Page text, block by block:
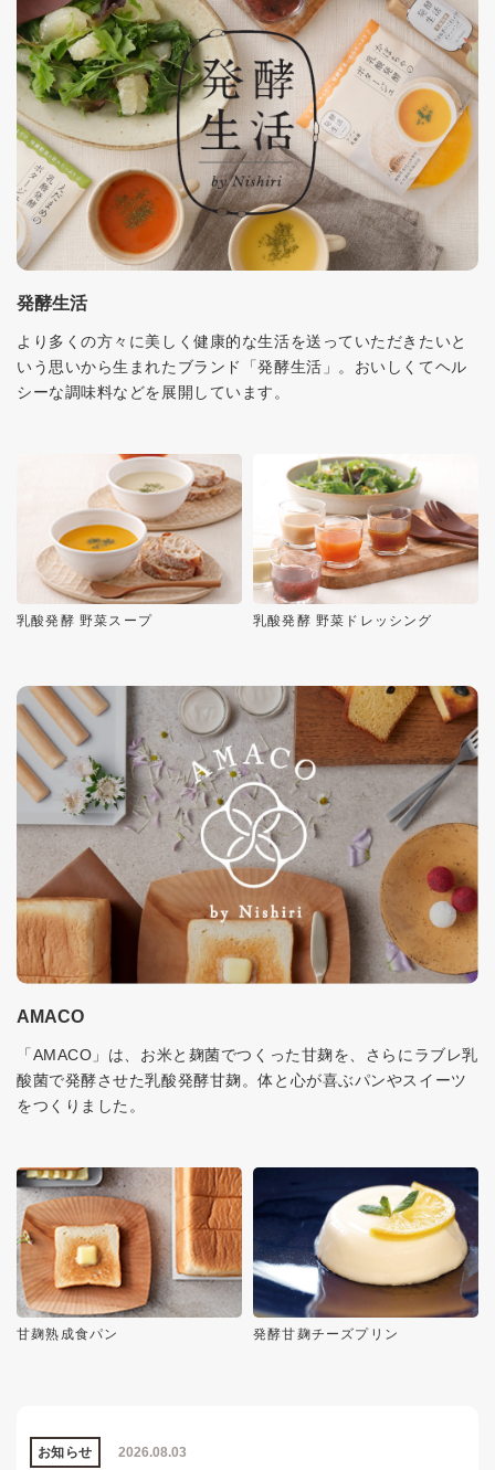
発酵生活
より多くの方々に美しく健康的な生活を送っていただきたいと
いう思いから生まれたブランド「発酵生活」。おいしくてヘル
シーな調味料などを展開しています。
乳酸発酵 野菜スープ 乳酸発酵 野菜ドレッシング
AMACO
「AMACO」は、お米と麹菌でつくった甘麹を、さらにラブレ乳
酸菌で発酵させた乳酸発酵甘麹。体と心が喜ぶパンやスイーツ
をつくりました。
甘麹熟成食パン 発酵甘麹チーズプリン
2026.08.03
お知らせ